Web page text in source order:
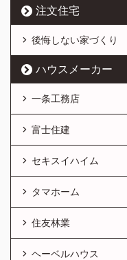
注文住宅
後悔しない家づくり
ハウスメーカー
一条工務店
富士住建
セキスイハイム
タマホーム
住友林業
ヘーベルハウス